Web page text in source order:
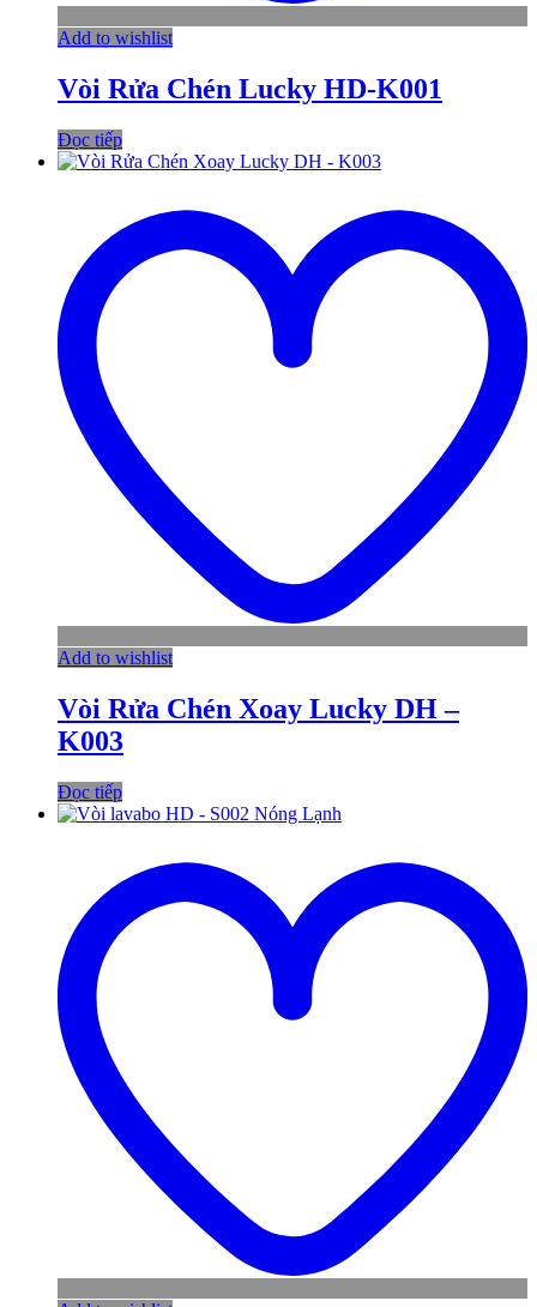
Add to wishlist
Vòi Rửa Chén Lucky HD-K001
Đọc tiếp
Add to wishlist
Vòi Rửa Chén Xoay Lucky DH –
K003
Đọc tiếp